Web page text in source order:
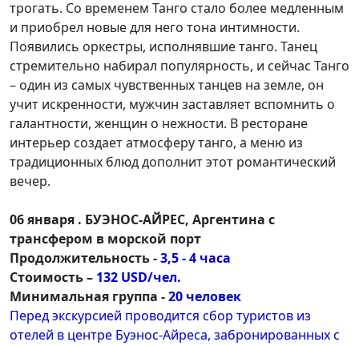
трогать. Со временем Танго стало более медленным
и приобрел новые для него тона интимности.
Появились оркестры, исполнявшие танго. Танец
стремительно набирал популярность, и сейчас Танго
– один из самых чувственных танцев на земле, он
учит искренности, мужчин заставляет вспомнить о
галантности, женщин о нежности. В ресторане
интерьер создает атмосферу танго, а меню из
традиционных блюд дополнит этот романтический
вечер.
06 января . БУЭНОС-АЙРЕС, Аргентина с
трансфером в морской порт
Продолжительность -3,5 - 4 часа
Стоимость – 132 USD/чел.
Минимальная группа -20 человек
Перед экскурсией проводится сбор туристов из
отелей в центре Буэнос-Айреса, забронированных с